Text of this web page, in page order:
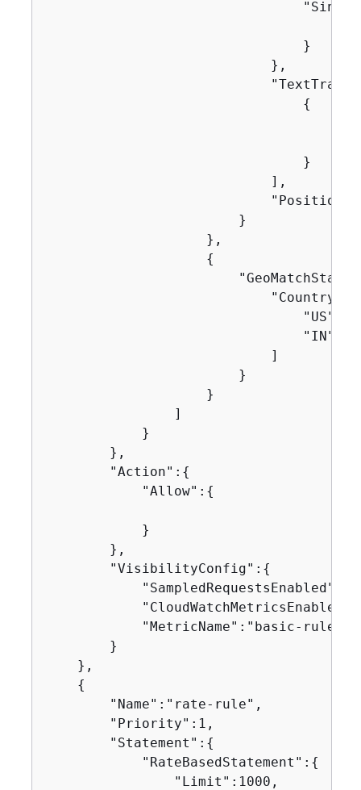
                                }
                            },
{
                                }
                            ],
                        }
                    },
{
                                "US",
                                "IN"
                            ]
                        }
                    }
                ]
            }
        },
        "Action":
{
            "Allow":
{
            }
        },
        "VisibilityConfig":
{
            "MetricName":"basic-rule"
        }
    },
{
        "Name":"rate-rule",
        "Priority":1,
        "Statement":
{
            "RateBasedStatement":
{
                "Limit":1000,